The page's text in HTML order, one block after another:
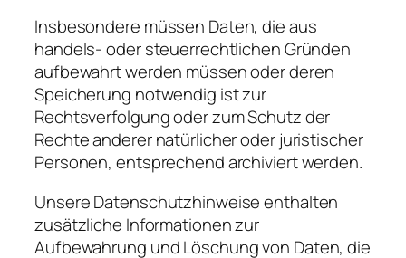
Insbesondere müssen Daten, die aus
handels- oder steuerrechtlichen Gründen
aufbewahrt werden müssen oder deren
Speicherung notwendig ist zur
Rechtsverfolgung oder zum Schutz der
Rechte anderer natürlicher oder juristischer
Personen, entsprechend archiviert werden.
Unsere Datenschutzhinweise enthalten
zusätzliche Informationen zur
Aufbewahrung und Löschung von Daten, die